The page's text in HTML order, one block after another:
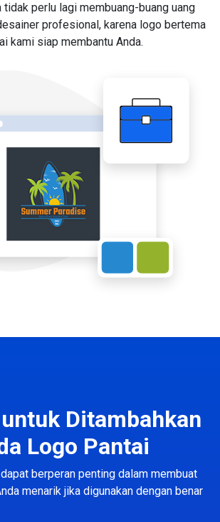
tidak perlu lagi membuang-buang uang
profesional, karena logo bertema
kami siap membantu Anda.
Ditambahkan
Logo Pantai
berperan penting dalam membuat
menarik jika digunakan dengan benar